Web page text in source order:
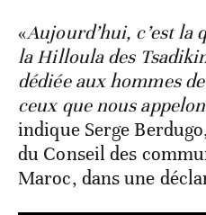
«Aujourd’hui, c’est la
la Hilloula des
dédiée aux hommes
ceux que nous
indique Serge
du Conseil des
Maroc, dans une